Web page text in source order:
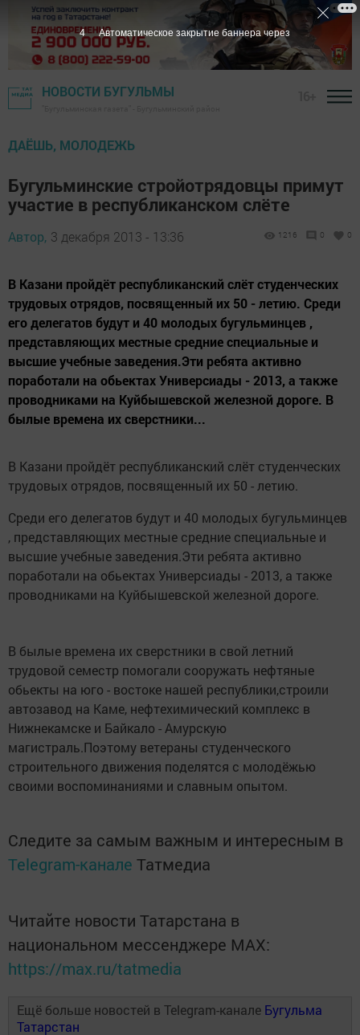
НОВОСТИ БУГУЛЬМЫ
ДАЁШЬ, МОЛОДЕЖЬ
Бугульминские стройотрядовцы примут
участие в республиканском слёте
Автор, 3 декабря 2013 - 13:36 1216 0 0
В Казани пройдёт республиканский слёт студенческих
трудовых отрядов, посвященный их 50 - летию. Среди
его делегатов будут и 40 молодых бугульминцев ,
представляющих местные средние специальные и
высшие учебные заведения.Эти ребята активно
поработали на обьектах Универсиады - 2013, а также
проводниками на Куйбышевской железной дороге. В
былые времена их сверстники...
В Казани пройдёт республиканский слёт студенческих
трудовых отрядов, посвященный их 50 - летию.
Среди его делегатов будут и 40 молодых бугульминцев
, представляющих местные средние специальные и
высшие учебные заведения.Эти ребята активно
поработали на обьектах Универсиады - 2013, а также
проводниками на Куйбышевской железной дороге.
В былые времена их сверстники в свой летний
трудовой семестр помогали сооружать нефтяные
обьекты на юго - востоке нашей республики,строили
автозавод на Каме, нефтехимический комплекс в
Нижнекамске и Байкало - Амурскую
магистраль.Поэтому ветераны студенческого
строительного движения поделятся с молодёжью
своими воспоминаниями и славным опытом.
Следите за самым важным и интересным в
Telegram-канале Татмедиа
Читайте новости Татарстана в
национальном мессенджере MАХ:
https://max.ru/tatmedia
Ещё больше новостей в Telegram-канале Бугульма
Татарстан
3 Автоматическое закрытие баннера через